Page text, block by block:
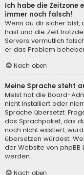
Ich habe die Zeitzone
immer noch falsch!
Wenn du dir sicher
hast und die Zeit
Servers vermutlich
er das Problem
Nach oben
Meine Sprache steht
Meist hat die Board-
nicht installiert oder
Sprache übersetzt.
das Sprachpaket, das
noch nicht existiert,
übersetzen würdest.
der Website von phpBB
werden.
Nach oben